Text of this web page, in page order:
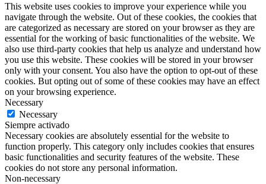
This website uses cookies to improve your experience while you
navigate through the website. Out of these cookies, the cookies that
are categorized as necessary are stored on your browser as they are
essential for the working of basic functionalities of the website. We
also use third-party cookies that help us analyze and understand how
you use this website. These cookies will be stored in your browser
only with your consent. You also have the option to opt-out of these
cookies. But opting out of some of these cookies may have an effect
on your browsing experience.
Necessary
Necessary
Siempre activado
Necessary cookies are absolutely essential for the website to
function properly. This category only includes cookies that ensures
basic functionalities and security features of the website. These
cookies do not store any personal information.
Non-necessary